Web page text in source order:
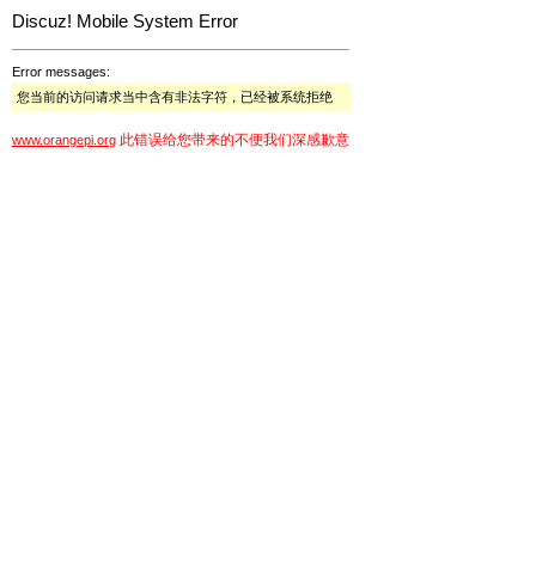
Discuz! Mobile System Error
Error messages:
您当前的访问请求当中含有非法字符，已经被系统拒绝
www.orangepi.org 此错误给您带来的不便我们深感歉意